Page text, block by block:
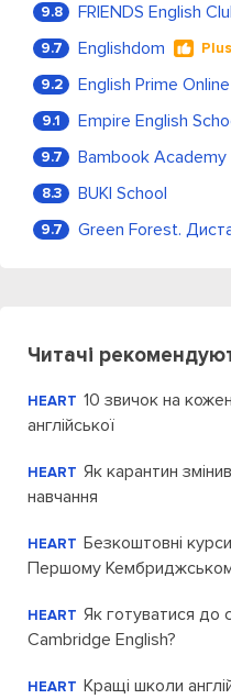
9.8 FRIENDS English
9.7 Englishdom Plus
9.2 English Prime Online
9.1 Empire English
9.7 Bambook Academy
8.3 BUKI School
9.7
Читачі
HEART 10 звичок на
англійської
HEART Як карантин
навчання
HEART Безкоштовні курси
Першому
HEART Як готуватися до
Cambridge English?
HEART Кращі школи